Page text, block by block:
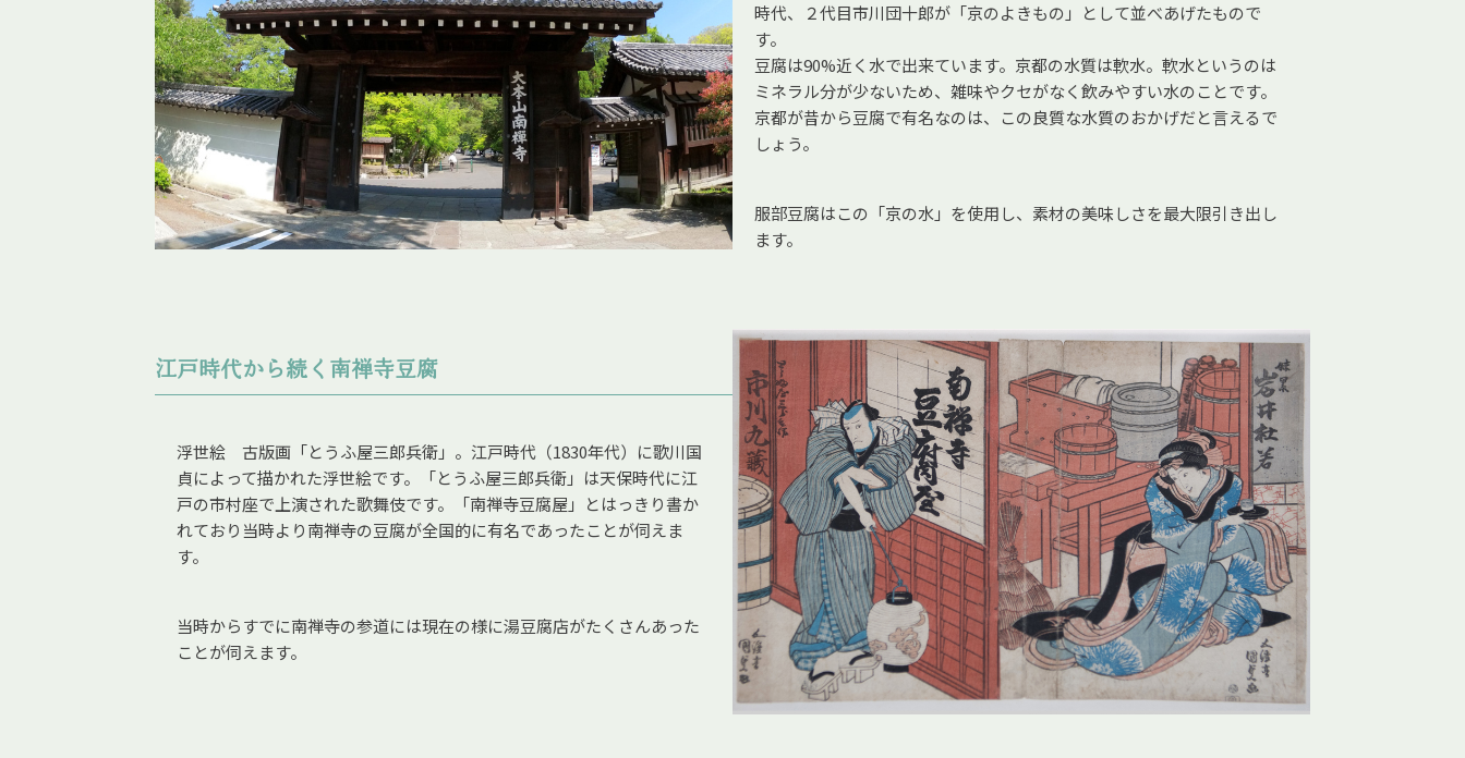
時代、２代目市川団十郎が「京のよきもの」として並べあげたもので
す。
豆腐は90%近く水で出来ています。京都の水質は軟水。軟水というのは
ミネラル分が少ないため、雑味やクセがなく飲みやすい水のことです。
京都が昔から豆腐で有名なのは、この良質な水質のおかげだと言えるで
しょう。
服部豆腐はこの「京の水」を使用し、素材の美味しさを最大限引き出し
ます。
江戸時代から続く南禅寺豆腐
浮世絵 古版画「とうふ屋三郎兵衛」。江戸時代（1830年代）に歌川国
貞によって描かれた浮世絵です。「とうふ屋三郎兵衛」は天保時代に江
戸の市村座で上演された歌舞伎です。「南禅寺豆腐屋」とはっきり書か
れており当時より南禅寺の豆腐が全国的に有名であったことが伺えま
す。
当時からすでに南禅寺の参道には現在の様に湯豆腐店がたくさんあった
ことが伺えます。